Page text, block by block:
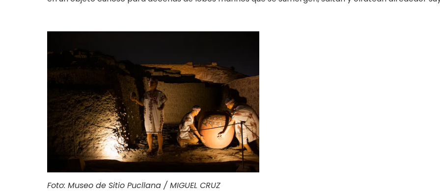
Foto: Museo de Sitio Pucllana / MIGUEL CRUZ